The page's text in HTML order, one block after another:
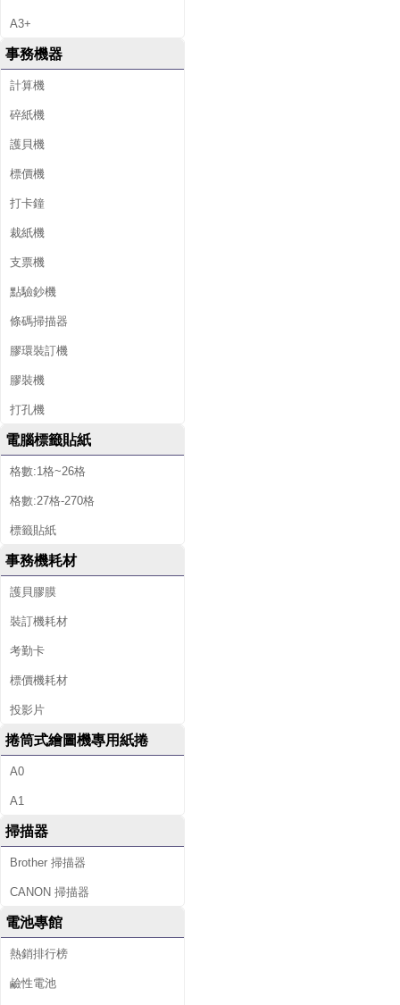
A3+
事務機器
計算機
碎紙機
護貝機
標價機
打卡鐘
裁紙機
支票機
點驗鈔機
條碼掃描器
膠環裝訂機
膠裝機
打孔機
電腦標籤貼紙
格數:1格~26格
格數:27格-270格
標籤貼紙
事務機耗材
護貝膠膜
裝訂機耗材
考勤卡
標價機耗材
投影片
捲筒式繪圖機專用紙捲
A0
A1
掃描器
Brother 掃描器
CANON 掃描器
電池專館
熱銷排行榜
鹼性電池